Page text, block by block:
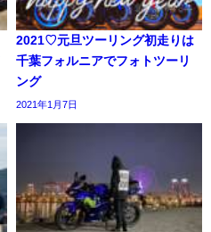
2021♡元旦ツーリング初走りは
千葉フォルニアでフォトツーリ
ング
2021年1月7日